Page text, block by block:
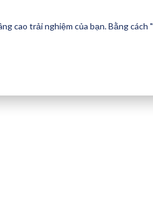
cao trải nghiệm của bạn. Bằng cách "